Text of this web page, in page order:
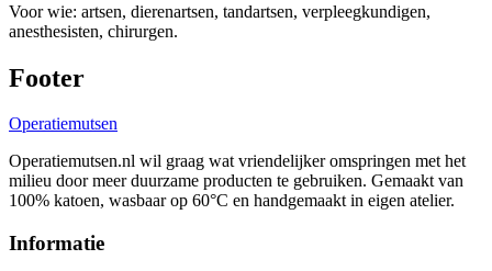
Voor wie: artsen, dierenartsen, tandartsen, verpleegkundigen,
anesthesisten, chirurgen.
Footer
Operatiemutsen
Operatiemutsen.nl wil graag wat vriendelijker omspringen met het
milieu door meer duurzame producten te gebruiken. Gemaakt van
100% katoen, wasbaar op 60°C en handgemaakt in eigen atelier.
Informatie